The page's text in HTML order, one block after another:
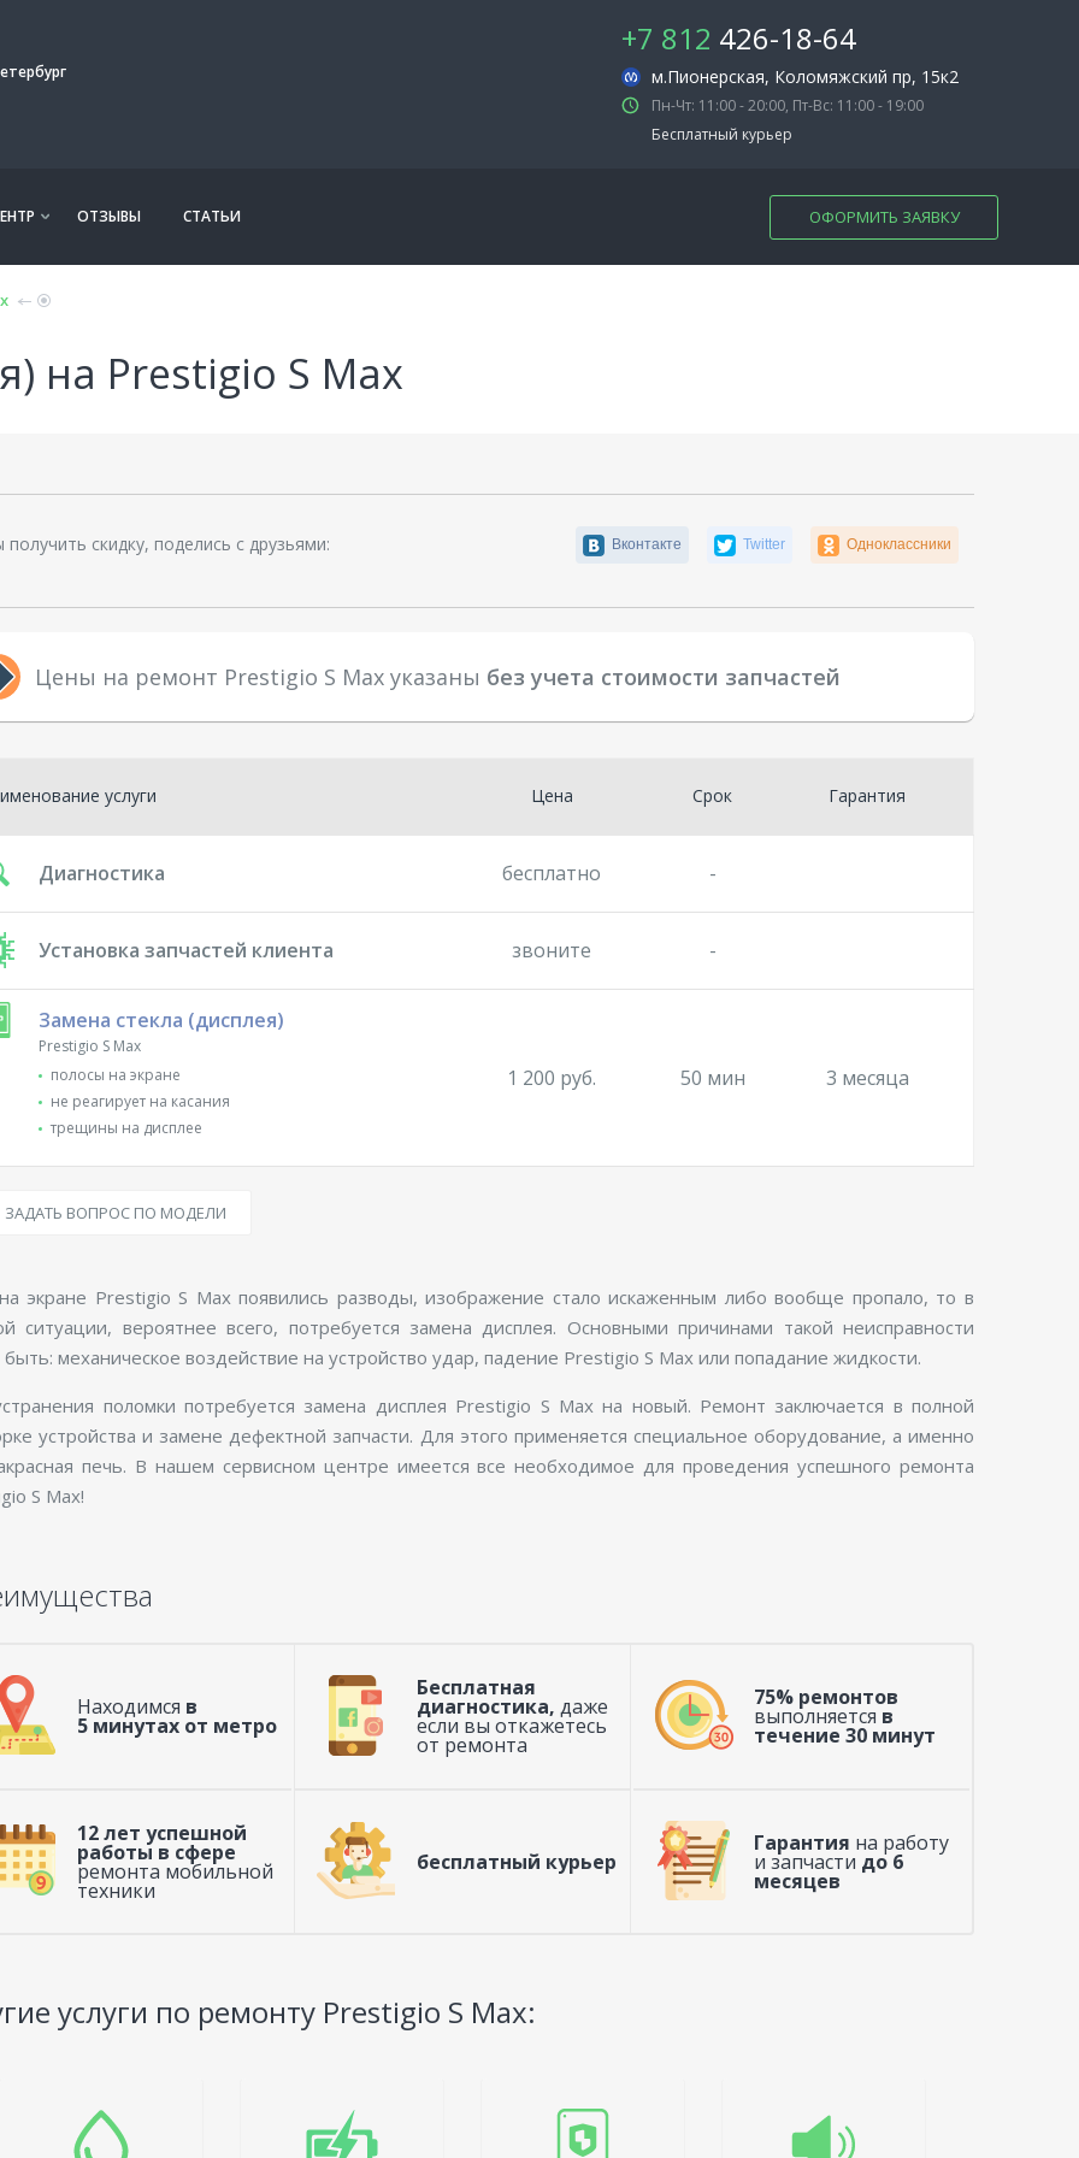
+7 812 426-18-64
м.Пионерская, Коломяжский пр, 15к2
Пн-Чт: 11:00 - 20:00, Пт-Вс: 11:00 - 19:00
Бесплатный курьер
ОТЗЫВЫ СТАТЬИ ОФОРМИТЬ ЗАЯВКУ
на Prestigio S Max
скидку, поделись с друзьями: Вконтакте Twitter Одноклассники
Цены на ремонт Prestigio S Max указаны без учета стоимости запчастей
услуги Цена Срок Гарантия
Диагностика бесплатно -
Установка запчастей клиента звоните -
Замена стекла (дисплея)
Prestigio S Max
полосы на экране
не реагирует на касания
трещины на дисплее
1 200 руб. 50 мин 3 месяца
ЗАДАТЬ ВОПРОС ПО МОДЕЛИ
экране Prestigio S Max появились разводы, изображение стало искаженным либо вообще пропало, то в
ситуации, вероятнее всего, потребуется замена дисплея. Основными причинами такой неисправности
быть: механическое воздействие на устройство удар, падение Prestigio S Max или попадание жидкости.
поломки потребуется замена дисплея Prestigio S Max на новый. Ремонт заключается в полной
устройства и замене дефектной запчасти. Для этого применяется специальное оборудование, а именно
печь. В нашем сервисном центре имеется все необходимое для проведения успешного ремонта
S Max!
Находимся в
5 минутах от метро
Бесплатная
диагностика, даже
если вы откажетесь
от ремонта
75% ремонтов
выполняется в
течение 30 минут
12 лет успешной
работы в сфере
ремонта мобильной
техники
бесплатный курьер
Гарантия на работу
и запчасти до 6
месяцев
услуги по ремонту Prestigio S Max: